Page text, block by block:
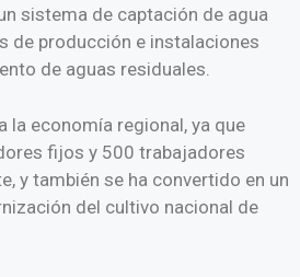
sistema de captación de agua
de producción e instalaciones
de aguas residuales.
la economía regional, ya que
fijos y 500 trabajadores
y también se ha convertido en un
del cultivo nacional de